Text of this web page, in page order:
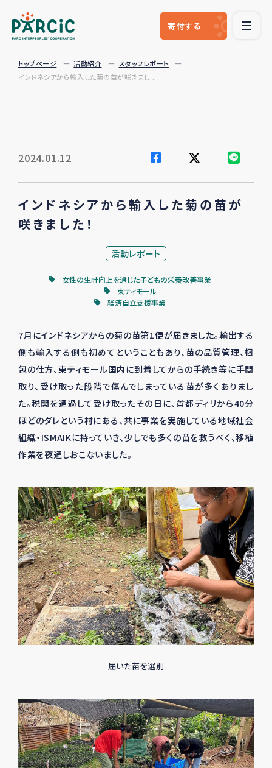
寄付する
トップページ 活動紹介
スタッフレポート
インドネシアから輸入した菊の苗が咲きまし...
2024.01.12
インドネシアから輸入した菊の苗が
咲きました！
活動レポート
女性の生計向上を通じた子どもの栄養改善事業
東ティモール
経済自立支援事業
7月にインドネシアからの菊の苗第1便が届きました。輸出する
側も輸入する側も初めてということもあり、苗の品質管理、梱
包の仕方、東ティモール国内に到着してからの手続き等に手間
取り、受け取った段階で傷んでしまっている苗が多くありまし
た。税関を通過して受け取ったその日に、首都ディリから40分
ほどのダレという村にある、共に事業を実施している地域社会
組織・ ISMAIKに持っていき、少しでも多くの苗を救うべく、移植
作業を夜通しおこないました。
届いた苗を選別